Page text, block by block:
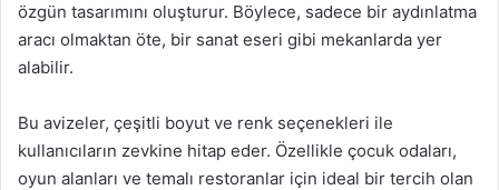
özgün tasarımını oluşturur. Böylece, sadece bir aydınlatma
aracı olmaktan öte, bir sanat eseri gibi mekanlarda yer
alabilir.
Bu avizeler, çeşitli boyut ve renk seçenekleri ile
kullanıcıların zevkine hitap eder. Özellikle çocuk odaları,
oyun alanları ve temalı restoranlar için ideal bir tercih olan